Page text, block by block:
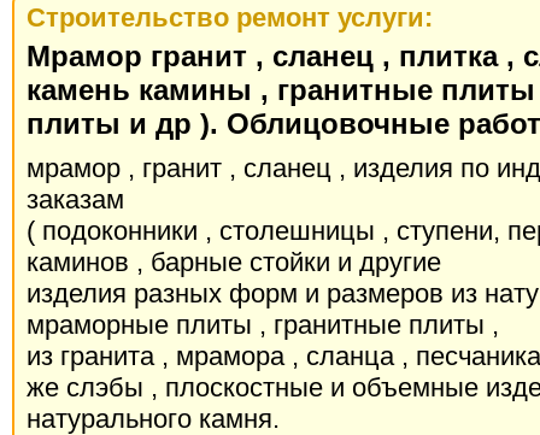
Строительство ремонт услуги:
Мрамор гранит , сланец , плитка ,
камень камины , гранитные
плиты и др ). Облицовочные
мрамор , гранит , сланец , изделия по
заказам
( подоконники , столешницы , ступени,
каминов , барные стойки и другие
изделия разных форм и размеров из
мраморные плиты , гранитные плиты ,
из гранита , мрамора , сланца ,
же слэбы , плоскостные и объемные
натурального камня.